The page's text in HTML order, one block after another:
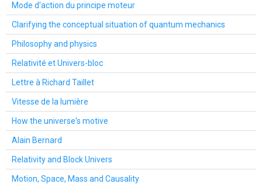
Mode d'action du principe moteur
Clarifying the conceptual situation of quantum mechanics
Philosophy and physics
Relativité et Univers-bloc
Lettre à Richard Taillet
Vitesse de la lumière
How the universe's motive
Alain Bernard
Relativity and Block Univers
Motion, Space, Mass and Causality